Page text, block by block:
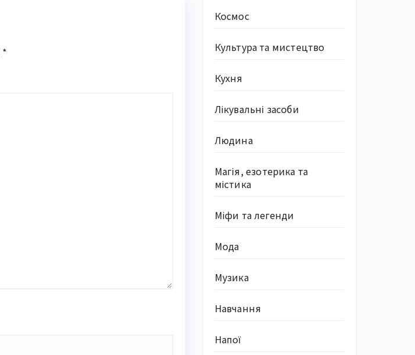
*
Космос
Культура та мистецтво
Кухня
Лікувальні засоби
Людина
Магія, езотерика та
містика
Міфи та легенди
Мода
Музика
Навчання
Напої